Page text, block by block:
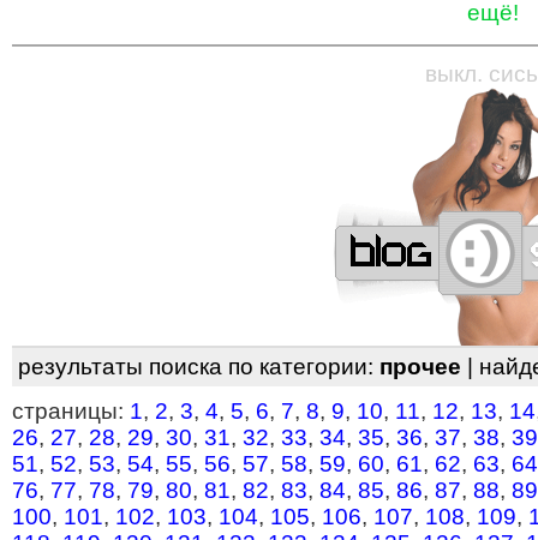
ещё!
—————————————————
выкл.
результаты поиска по категории: прочее |
страницы: 1, 2, 3, 4, 5, 6, 7, 8, 9, 10, 11, 12, 13, 14
26, 27, 28, 29, 30, 31, 32, 33, 34, 35, 36, 37, 38, 39
51, 52, 53, 54, 55, 56, 57, 58, 59, 60, 61, 62, 63, 64
76, 77, 78, 79, 80, 81, 82, 83, 84, 85, 86, 87, 88, 89
100, 101, 102, 103, 104, 105, 106, 107, 108, 109,